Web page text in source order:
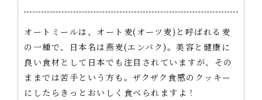
オートミールは、オート麦(オーツ麦)と呼ばれる麦
の一種で、日本名は燕麦(エンバク)。美容と健康に
良い食材として日本でも注目されていますが、その
ままでは苦手という方も。ザクザク食感のクッキー
にしたらきっとおいしく食べられますよ！